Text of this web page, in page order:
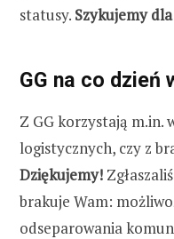
statusy. Szykujemy
GG na co dzień
Z GG korzystają m.in.
logistycznych, czy z
Dziękujemy!
brakuje Wam:
odseparowania